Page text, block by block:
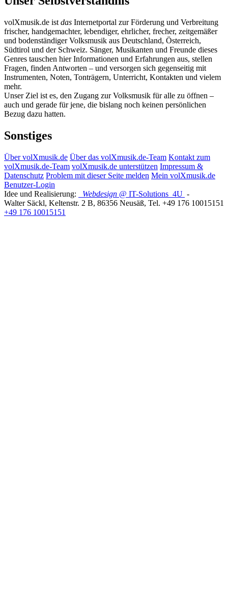
volXmusik.de ist das Internetportal zur Förderung und Verbreitung
frischer, handgemachter, lebendiger, ehrlicher, frecher, zeitgemäßer
und bodenständiger Volksmusik aus Deutschland, Österreich,
Südtirol und der Schweiz. Sänger, Musikanten und Freunde dieses
Genres tauschen hier Informationen und Erfahrungen aus, stellen
Fragen, finden Antworten – und versorgen sich gegenseitig mit
Instrumenten, Noten, Tonträgern, Unterricht, Kontakten und vielem
mehr.
Unser Ziel ist es, den Zugang zur Volksmusik für alle zu öffnen –
auch und gerade für jene, die bislang noch keinen persönlichen
Bezug dazu hatten.
Sonstiges
Über volXmusik.de Über das volXmusik.de-Team Kontakt zum
volXmusik.de-Team volXmusik.de unterstützen Impressum &
Datenschutz Problem mit dieser Seite melden Mein volXmusik.de
Benutzer-Login
Idee und Realisierung:
Webdesign @ IT-Solutions 4U -
Walter Säckl, Keltenstr. 2 B, 86356 Neusäß, Tel. +49 176 10015151
+49 176 10015151